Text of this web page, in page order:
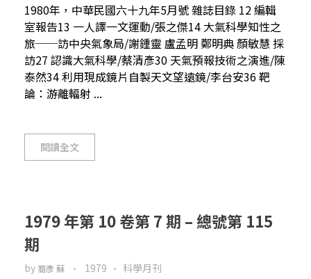
1980年，中華民國六十九年5月號 雜誌目錄 12 編輯
室報告13 一人譯一文運動/張之傑14 大氣科學知性之
旅──訪中央氣象局/謝鍾靈 盧孟明 鄭明典 顏敏慧 採
訪27 認識大氣科學/蔡清彥30 天氣預報技術之演進/陳
泰然34 利用現成鏡片自製天文望遠鏡/李台安36 靶
論：游離輻射 ...
閱讀全文
1979 年第 10 卷第 7 期 – 總號第 115
期
by 裔彥 蘇 1979 科學月刊